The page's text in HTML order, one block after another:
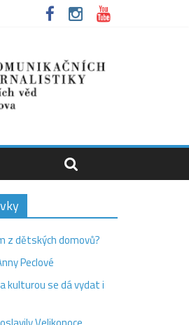
z dětských domovů?
Peclové
kulturou se dá vydat i